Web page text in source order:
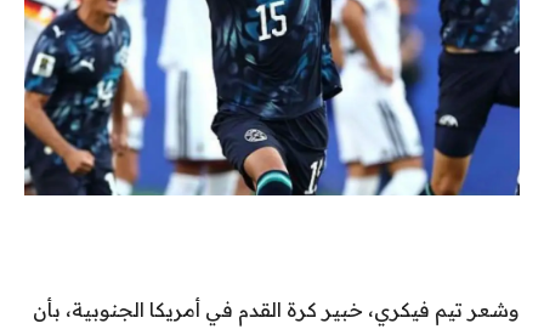
وشعر تيم فيكري، خبير كرة القدم في أمريكا الجنوبية، بأن